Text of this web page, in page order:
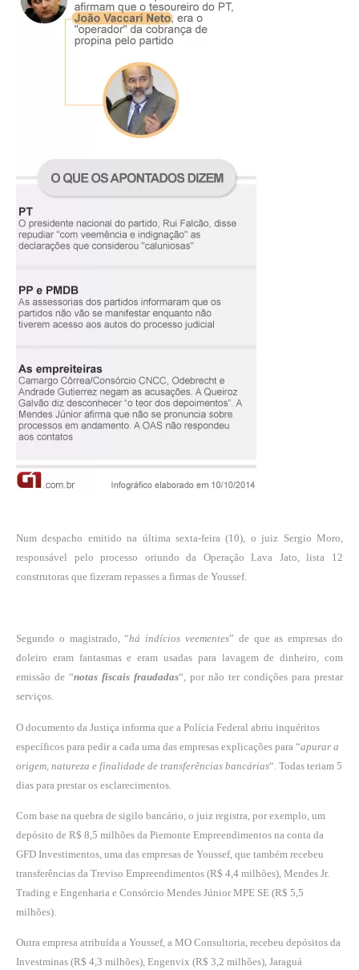
Num despacho emitido na última sexta-feira (10), o juiz Sergio Moro,
responsável pelo processo oriundo da Operação Lava Jato, lista 12
construtoras que fizeram repasses a firmas de Youssef.
Segundo o magistrado, “há indícios veementes” de que as empresas do
doleiro eram fantasmas e eram usadas para lavagem de dinheiro, com
emissão de “notas fiscais fraudadas“, por não ter condições para prestar
serviços.
O documento da Justiça informa que a Polícia Federal abriu inquéritos
específicos para pedir a cada uma das empresas explicações para “apurar a
origem, natureza e finalidade de transferências bancárias“. Todas teriam 5
dias para prestar os esclarecimentos.
Com base na quebra de sigilo bancário, o juiz registra, por exemplo, um
depósito de R$ 8,5 milhões da Piemonte Empreendimentos na conta da
GFD Investimentos, uma das empresas de Youssef, que também recebeu
transferências da Treviso Empreendimentos (R$ 4,4 milhões), Mendes Jr.
Trading e Engenharia e Consórcio Mendes Júnior MPE SE (R$ 5,5
milhões).
Outra empresa atribuída a Youssef, a MO Consultoria, recebeu depósitos da
Investminas (R$ 4,3 milhões), Engenvix (R$ 3,2 milhões), Jaraguá